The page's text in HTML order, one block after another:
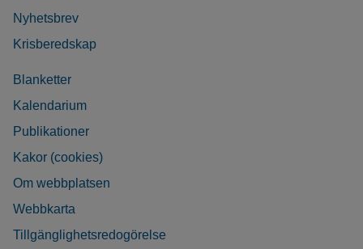
Nyhetsbrev
Krisberedskap
Blanketter
Kalendarium
Publikationer
Kakor (cookies)
Om webbplatsen
Webbkarta
Tillgänglighetsredogörelse